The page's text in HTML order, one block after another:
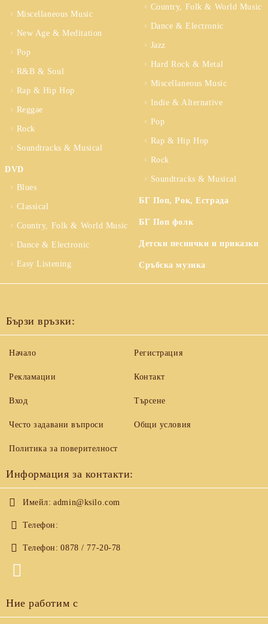
Miscellaneous Music
New Age & Meditation
Pop
R&B & Soul
Rap & Hip Hop
Reggae
Rock
Soundtracks & Musical
DVD
Blues
Classical
Country, Folk & World Music
Dance & Electronic
Easy Listening
Country, Folk & World Music
Dance & Electronic
Jazz
Hard Rock & Metal
Miscellaneous Music
Indie & Alternative
Pop
Rap & Hip Hop
Rock
Soundtracks & Musical
БГ Поп, Рок, Естрада
БГ Поп фолк
Детски песнички и приказки
Сръбска музика
Бързи връзки:
Начало
Рекламации
Вход
Често задавани въпроси
Регистрация
Контакт
Търсене
Общи условия
Политика за поверителност
Информация за контакти:
Имейл: admin@ksilo.com
Телефон:
Телефон: 0878 / 77-20-78
Ние работим с